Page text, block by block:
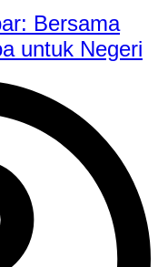
Bersama
untuk Negeri